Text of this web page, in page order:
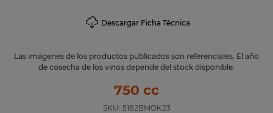
Descargar Ficha Técnica
Las imágenes de los productos publicados son referenciales. El año
de cosecha de los vinos depende del stock disponible.
750 cc
SKU: 5182BMOK23